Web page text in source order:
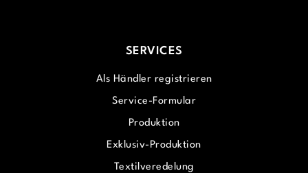
SERVICES
Als Händler registrieren
Service-Formular
Produktion
Exklusiv-Produktion
Textilveredelung